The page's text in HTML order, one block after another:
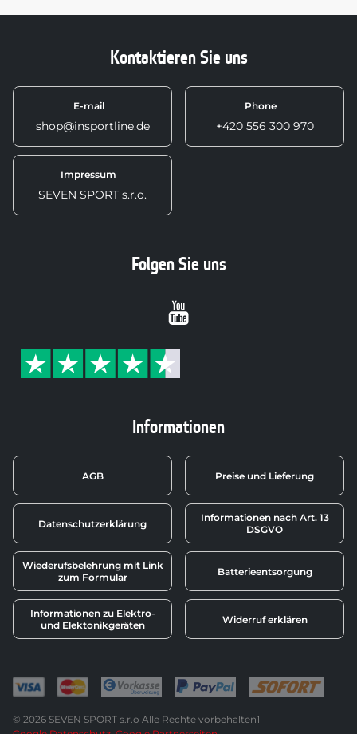
Kontaktieren Sie uns
E-mail
shop@insportline.de
Phone
+420 556 300 970
Impressum
SEVEN SPORT s.r.o.
Informationen
AGB Preise und Lieferung
Datenschutzerklärung
Informationen nach Art. 13
DSGVO
Wiederufsbelehrung mit Link
zum Formular
Batterieentsorgung
Informationen zu Elektro-
und Elektonikgeräten
Widerruf erklären
Folgen Sie uns
Youtube
© 2026 SEVEN SPORT s.r.o Alle Rechte vorbehalten1